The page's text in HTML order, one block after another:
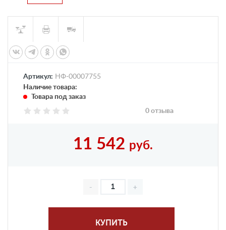
Артикул: НФ-00007755
Наличие товара:
Товара под заказ
0 отзыва
11 542 руб.
КУПИТЬ